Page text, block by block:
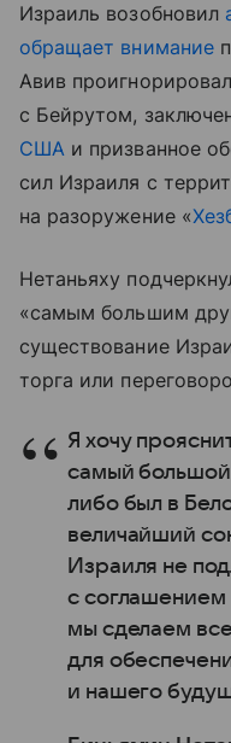
Израиль возобновил
обращает внимание
Авив
с Бейрутом,
США и призванное
сил Израиля с
на разоружение «
Нетаньяху
«самым большим
существование
торга или
Я хочу
самый большой
либо был в
величайший
Израиля не
с соглашением
мы сделаем
для
и нашего